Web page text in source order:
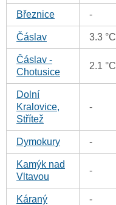
Březnice -
Čáslav 3.3 °C
Čáslav -
Chotusice
2.1 °C
Dolní
Kralovice,
Střítež
-
Dymokury -
Kamýk nad
Vltavou
-
Káraný -